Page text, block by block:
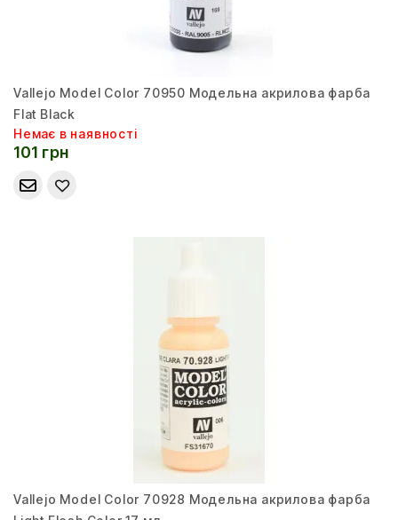
Vallejo Model Color 70950 Модельна акрилова фарба
Flat Black
Немає в наявності
101 грн
Vallejo Model Color 70928 Модельна акрилова фарба